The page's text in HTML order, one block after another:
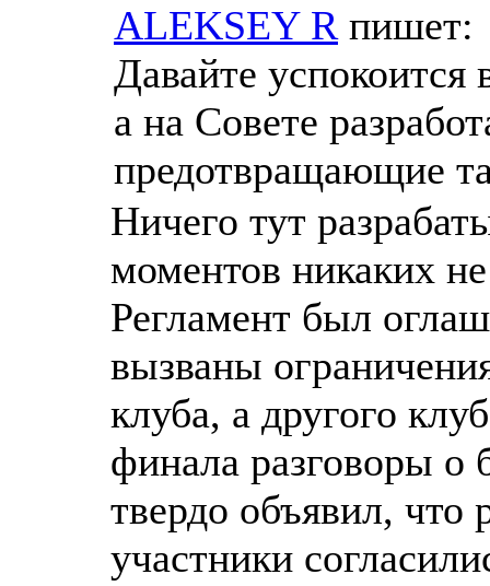
ALEKSEY R пишет:
Давайте успокоится
а на Совете
предотвращающие
Ничего тут
моментов никаких
Регламент был
вызваны
клуба, а другого
финала разговоры о
твердо объявил, что
участники